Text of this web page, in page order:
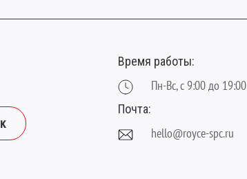
Время работы:
Пн-Вс, с 9:00 до 19:00
Почта:
hello@royce-spc.ru